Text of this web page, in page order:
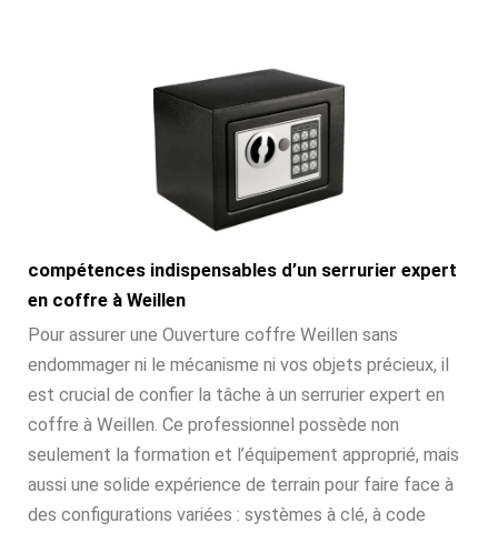
compétences indispensables d’un serrurier expert
en coffre à Weillen
Pour assurer une Ouverture coffre Weillen sans
endommager ni le mécanisme ni vos objets précieux, il
est crucial de confier la tâche à un serrurier expert en
coffre à Weillen. Ce professionnel possède non
seulement la formation et l’équipement approprié, mais
aussi une solide expérience de terrain pour faire face à
des configurations variées : systèmes à clé, à code